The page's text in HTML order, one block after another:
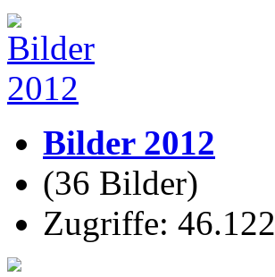
Bilder 2012
(36 Bilder)
Zugriffe: 46.122